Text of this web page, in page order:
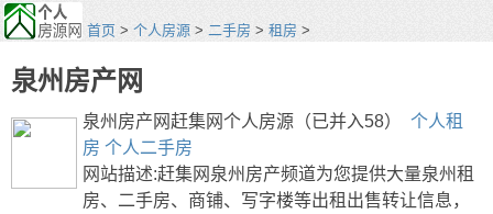
首页 > 个人房源 > 二手房 > 租房 >
泉州房产网
泉州房产网赶集网个人房源（已并入58） 个人租
房 个人二手房
网站描述:赶集网泉州房产频道为您提供大量泉州租
房、二手房、商铺、写字楼等出租出售转让信息，